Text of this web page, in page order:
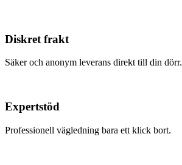
Diskret frakt
Säker och anonym leverans direkt till din dörr.
Expertstöd
Professionell vägledning bara ett klick bort.